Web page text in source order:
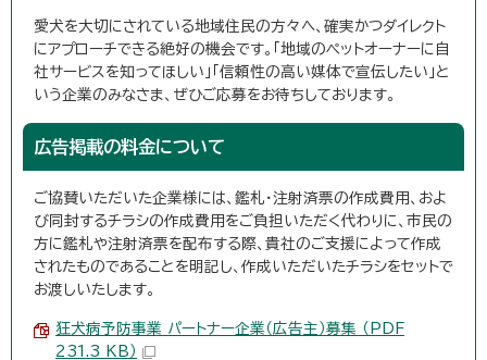
愛犬を大切にされている地域住民の方々へ、確実かつダイレクト
にアプローチできる絶好の機会です。「地域のペットオーナーに自
社サービスを知ってほしい」「信頼性の高い媒体で宣伝したい」と
いう企業のみなさま、ぜひご応募をお待ちしております。
広告掲載の料金について
ご協賛いただいた企業様には、鑑札・注射済票の作成費用、およ
び同封するチラシの作成費用をご負担いただく代わりに、市民の
方に鑑札や注射済票を配布する際、貴社のご支援によって作成
されたものであることを明記し、作成いただいたチラシをセットで
お渡しいたします。
狂犬病予防事業 パートナー企業（広告主）募集 （PDF
231.3 KB）